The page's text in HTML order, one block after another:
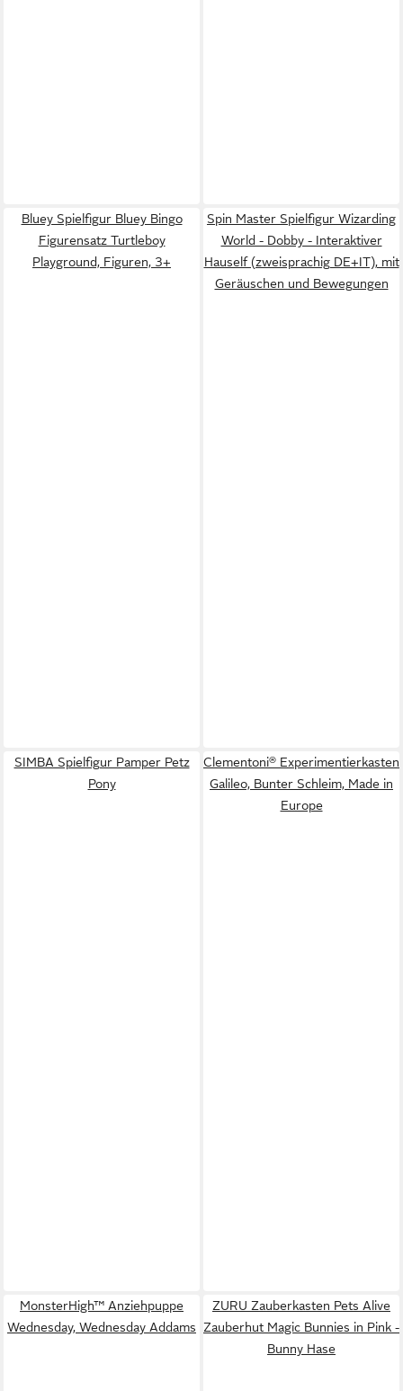
Bluey Spielfigur Bluey Bingo
Figurensatz Turtleboy
Playground, Figuren, 3+
Spin Master Spielfigur Wizarding
World - Dobby - Interaktiver
Hauself (zweisprachig DE+IT), mit
Geräuschen und Bewegungen
SIMBA Spielfigur Pamper Petz
Pony
Clementoni® Experimentierkasten
Galileo, Bunter Schleim, Made in
Europe
MonsterHigh™ Anziehpuppe
Wednesday, Wednesday Addams
ZURU Zauberkasten Pets Alive
Zauberhut Magic Bunnies in Pink -
Bunny Hase